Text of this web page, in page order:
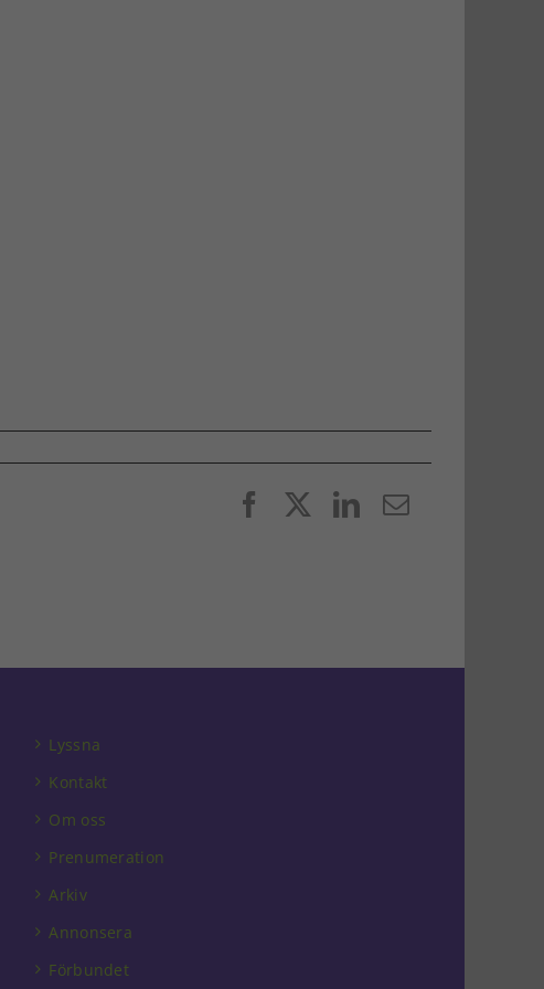
FacebookLinkedIn
E-
Lyssna
Kontakt
Om oss
Prenumeration
Arkiv
Annonsera
Förbundet